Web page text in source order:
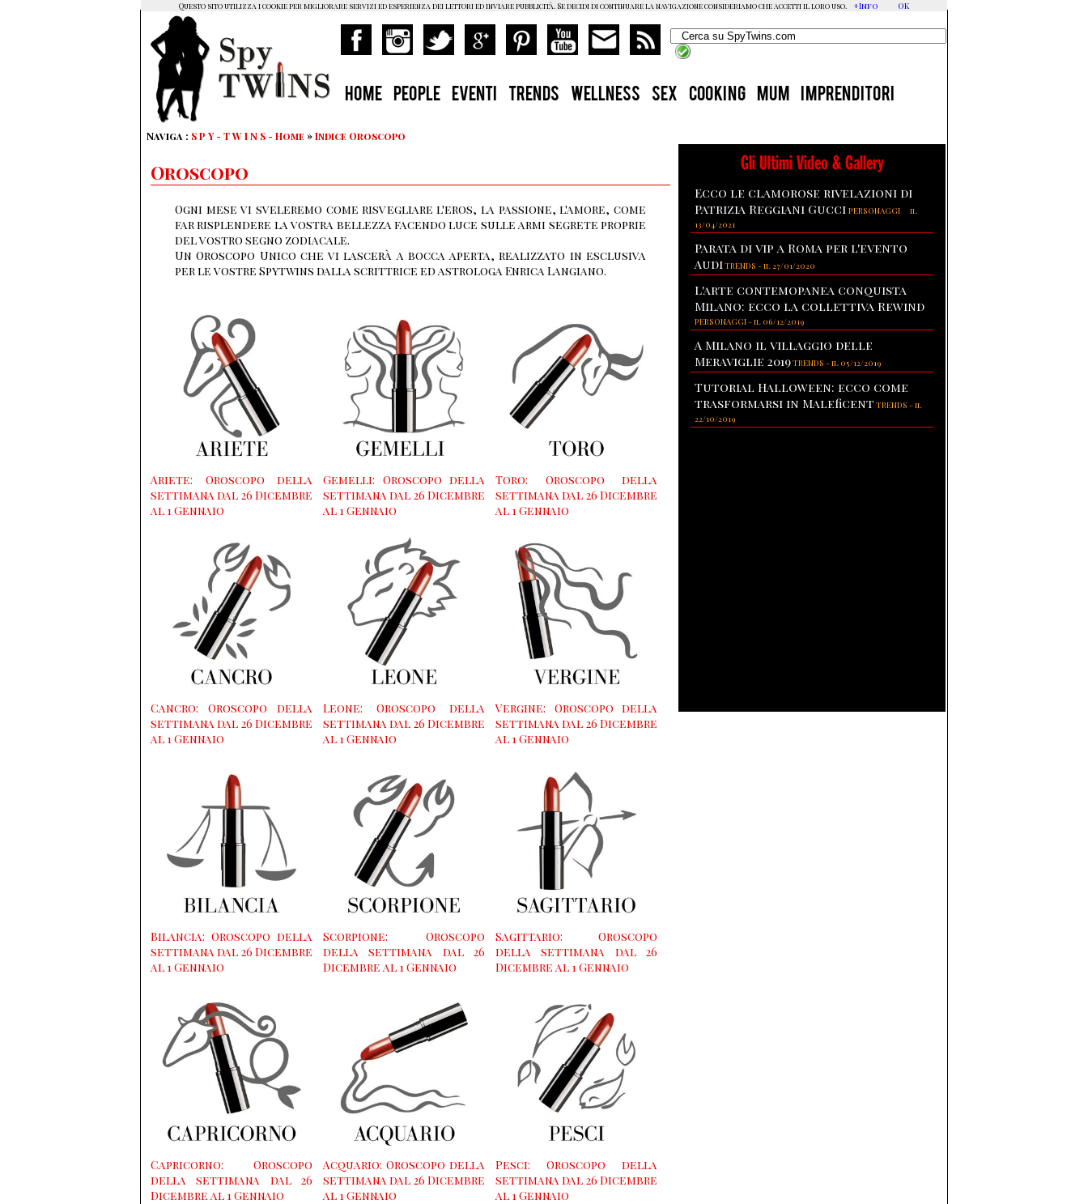
HOME PEOPLE EVENTI TRENDS WELLNESS SEX COOKING MUM IMPRENDITORI
Naviga : S P Y - T W I N S - Home »Indice Oroscopo
Oroscopo
Ogni mese vi sveleremo come risvegliare l'eros, la passione, l'amore, come
far risplendere la vostra bellezza facendo luce sulle armi segrete proprie
del vostro segno zodiacale.
Un Oroscopo Unico che vi lascerà a bocca aperta, realizzato in esclusiva
per le vostre Spytwins dalla scrittrice ed astrologa Enrica Langiano.
Ariete: Oroscopo della
settimana dal 26 Dicembre
al 1 Gennaio
Gemelli: Oroscopo della
settimana dal 26 Dicembre
al 1 Gennaio
Toro: Oroscopo della
settimana dal 26 Dicembre
al 1 Gennaio
Cancro: Oroscopo della
settimana dal 26 Dicembre
al 1 Gennaio
Leone: Oroscopo della
settimana dal 26 Dicembre
al 1 Gennaio
Vergine: Oroscopo della
settimana dal 26 Dicembre
al 1 Gennaio
Bilancia: Oroscopo della
settimana dal 26 Dicembre
al 1 Gennaio
Scorpione: Oroscopo
della settimana dal 26
Dicembre al 1 Gennaio
Sagittario: Oroscopo
della settimana dal 26
Dicembre al 1 Gennaio
Capricorno: Oroscopo
della settimana dal 26
Dicembre al 1 Gennaio
Acquario: Oroscopo della
settimana dal 26 Dicembre
al 1 Gennaio
Pesci: Oroscopo della
settimana dal 26 Dicembre
al 1 Gennaio
Gli Ultimi Video & Gallery
Ecco le clamorose rivelazioni di
Patrizia Reggiani Gucci PERSONAGGI
il
13/04/2021
Parata di vip a Roma per l'evento
AudiTRENDS -il 27/01/2020
L'arte contemopanea conquista
Milano: ecco la collettiva Rewind
PERSONAGGI-il 06/12/2019
A Milano il villaggio delle
Meraviglie 2019TRENDS -il 05/12/2019
Tutorial Halloween: ecco come
trasformarsi in Maleficent TRENDS -il
22/10/2019
Questo sito utilizza i cookie per migliorare servizi ed esperienza dei lettori ed inviare pubblicità. Se decidi di continuare la navigazione consideriamo che accetti il loro uso. +Info OK